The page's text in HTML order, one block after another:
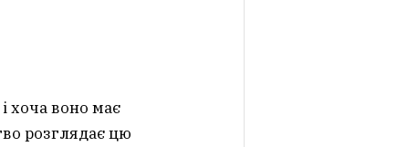
хоча воно має
розглядає цю